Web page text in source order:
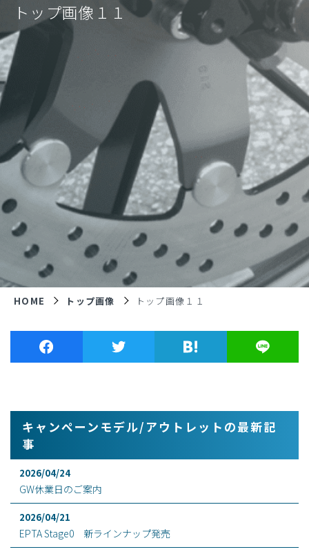
トップ画像１１
HOME トップ画像 トップ画像１１
キャンペーンモデル/アウトレットの最新記
事
2026/04/24
GW休業日のご案内
2026/04/21
EPTA Stage0 新ラインナップ発売